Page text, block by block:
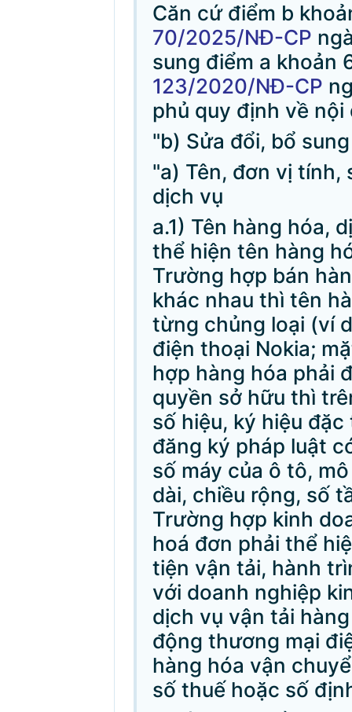
Căn cứ điểm b
70/2025/NĐ-CP
sung điểm a khoản
123/2020/NĐ-CP
phủ quy định về nội
"b) Sửa đổi, bổ
"a) Tên, đơn vị tính,
dịch vụ
a.1) Tên hàng hóa,
thể hiện tên hàng
Trường hợp bán
khác nhau thì tên
từng chủng loại (ví
điện thoại Nokia;
hợp hàng hóa phải
quyền sở hữu thì
số hiệu, ký hiệu
đăng ký pháp luật
số máy của ô tô,
dài, chiều rộng, số
Trường hợp kinh
hoá đơn phải thể
tiện vận tải, hành
với doanh nghiệp
dịch vụ vận tải
động thương mại
hàng hóa vận
số thuế hoặc số